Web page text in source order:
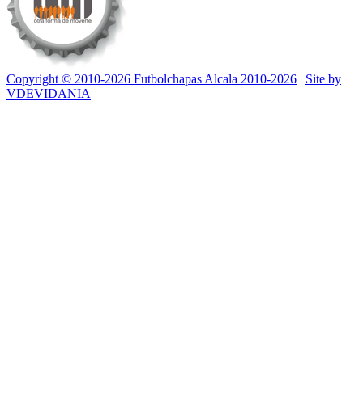
Copyright © 2010-2026 Futbolchapas Alcala 2010-2026 | Site by
VDEVIDANIA